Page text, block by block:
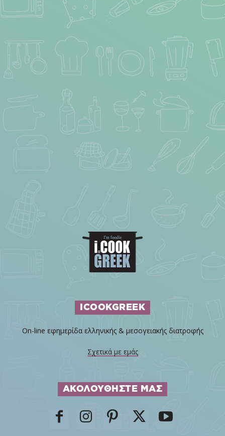
ICOOKGREEK
On-line εφημερίδα ελληνικής & μεσογειακής διατροφής
Σχετικά με εμάς
ΑΚΟΛΟΥΘΗΣΤΕ ΜΑΣ